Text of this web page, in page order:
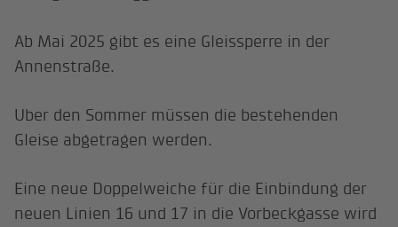
Ab Mai 2025 gibt es eine Gleissperre in der
Annenstraße.
Uber den Sommer müssen die bestehenden
Gleise abgetragen werden.
Eine neue Doppelweiche für die Einbindung der
neuen Linien 16 und 17 in die Vorbeckgasse wird